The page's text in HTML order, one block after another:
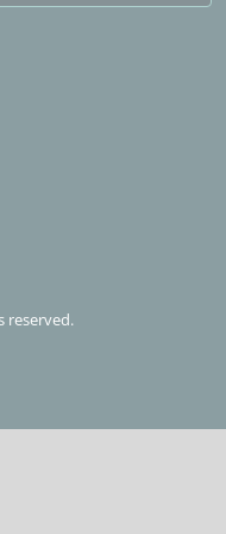
reserved.